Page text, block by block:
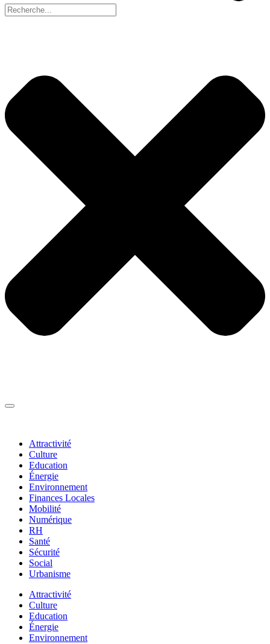
Attractivité
Culture
Education
Énergie
Environnement
Finances Locales
Mobilité
Numérique
RH
Santé
Sécurité
Social
Urbanisme
Attractivité
Culture
Education
Énergie
Environnement